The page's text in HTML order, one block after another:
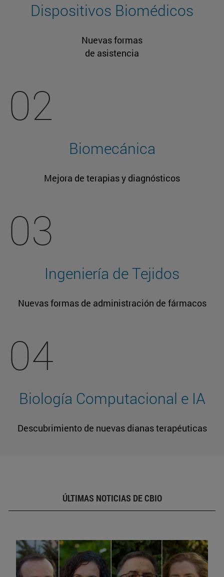
Dispositivos Biomédicos
Nuevas formas
de asistencia
02
Biomecánica
Mejora de terapias y diagnósticos
03
Ingeniería de Tejidos
Nuevas formas de administración de fármacos
04
Biología Computacional e IA
Descubrimiento de nuevas dianas terapéuticas
ÚLTIMAS NOTICIAS DE CBIO